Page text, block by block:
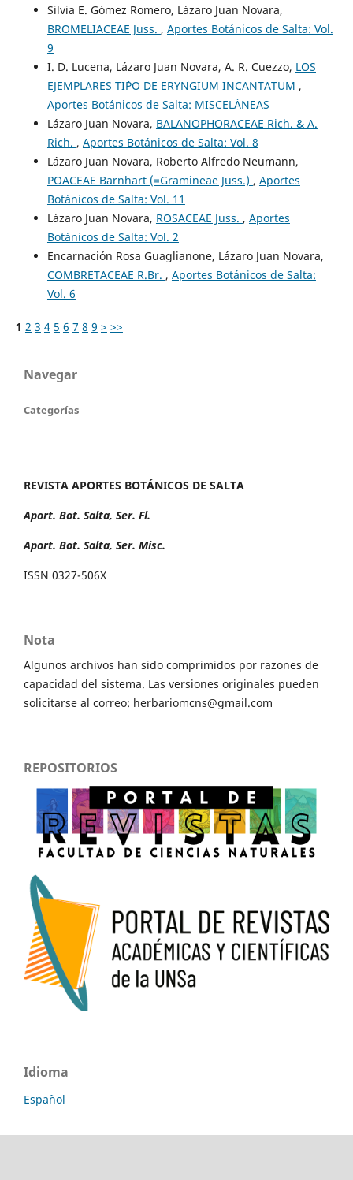
Silvia E. Gómez Romero, Lázaro Juan Novara,
BROMELIACEAE Juss. , Aportes Botánicos de Salta: Vol.
9
I. D. Lucena, Lázaro Juan Novara, A. R. Cuezzo, LOS
EJEMPLARES TI´PO DE ERYNGIUM INCANTATUM ,
Aportes Botánicos de Salta: MISCELÁNEAS
Lázaro Juan Novara, BALANOPHORACEAE Rich. & A.
Rich. , Aportes Botánicos de Salta: Vol. 8
Lázaro Juan Novara, Roberto Alfredo Neumann,
POACEAE Barnhart (=Gramineae Juss.) , Aportes
Botánicos de Salta: Vol. 11
Lázaro Juan Novara, ROSACEAE Juss. , Aportes
Botánicos de Salta: Vol. 2
Encarnación Rosa Guaglianone, Lázaro Juan Novara,
COMBRETACEAE R.Br. , Aportes Botánicos de Salta:
Vol. 6
1 2 3 4 5 6 7 8 9 > >>
Navegar
Categorías
REVISTA APORTES BOTÁNICOS DE SALTA
Aport. Bot. Salta, Ser. Fl.
Aport. Bot. Salta, Ser. Misc.
ISSN 0327-506X
Nota
Algunos archivos han sido comprimidos por razones de
capacidad del sistema. Las versiones originales pueden
solicitarse al correo: herbariomcns@gmail.com
REPOSITORIOS
Idioma
Español